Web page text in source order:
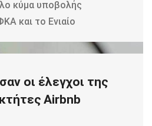
κύμα υποβολής
και το Ενιαίο
οι έλεγχοι της
Airbnb